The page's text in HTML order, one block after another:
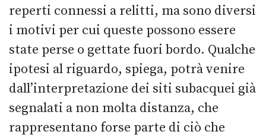
reperti connessi a relitti, ma sono diversi
i motivi per cui queste possono essere
state perse o gettate fuori bordo. Qualche
ipotesi al riguardo, spiega, potrà venire
dall’interpretazione dei siti subacquei già
segnalati a non molta distanza, che
rappresentano forse parte di ciò che